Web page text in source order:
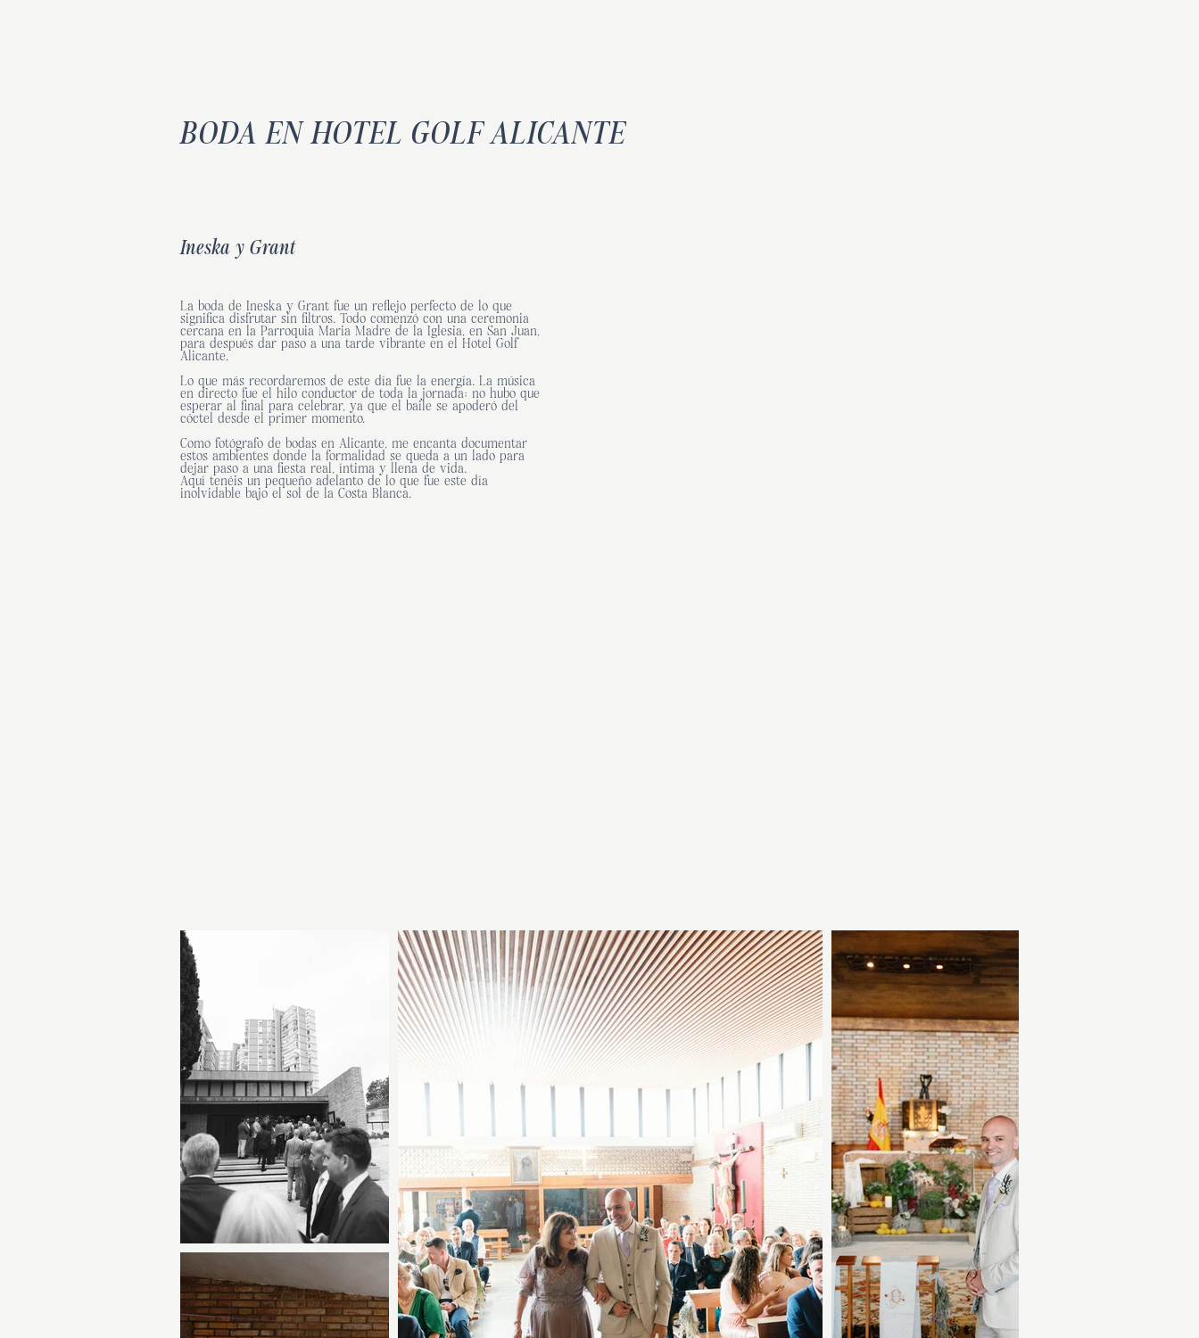
BODA EN HOTEL GOLF ALICANTE
Ineska y Grant
La boda de Ineska y Grant fue un reflejo perfecto de lo que
significa disfrutar sin filtros. Todo comenzó con una ceremonia
cercana en la Parroquia Maria Madre de la Iglesia, en San Juan,
para después dar paso a una tarde vibrante en el Hotel Golf
Alicante.
Lo que más recordaremos de este día fue la energía. La música
en directo fue el hilo conductor de toda la jornada; no hubo que
esperar al final para celebrar, ya que el baile se apoderó del
cóctel desde el primer momento.
Como fotógrafo de bodas en Alicante, me encanta documentar
estos ambientes donde la formalidad se queda a un lado para
dejar paso a una fiesta real, íntima y llena de vida.
Aquí tenéis un pequeño adelanto de lo que fue este día
inolvidable bajo el sol de la Costa Blanca.